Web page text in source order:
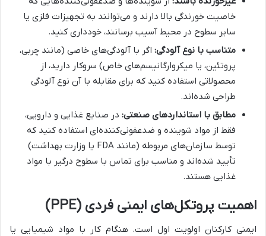
خاصیت خورندگی بالا دارند و می‌توانند به تجهیزات فلزی یا
سایر سطوح در محیط آسیب برسانند، خودداری کنید.
متناسب با نوع آلودگی: اگر با آلودگی‌های خاصی (مانند چربی،
پروتئین، یا میکروارگانیسم‌های خاص) سروکار دارید، از
محصولاتی استفاده کنید که برای مقابله با آن نوع آلودگی
طراحی شده‌اند.
مطابق با استانداردهای صنعتی: در صنایع غذایی و دارویی،
فقط از مواد شوینده و ضدعفونی‌کننده‌ای استفاده کنید که
توسط سازمان‌های مربوطه (مانند FDA یا وزارت بهداشت)
تأیید شده‌اند و مناسب برای تماس با سطوح درگیر با مواد
غذایی هستند.
اهمیت پروتکل‌های ایمنی فردی (PPE)
ایمنی کارکنان اولویت اول است. هنگام کار با مواد شیمیایی یا